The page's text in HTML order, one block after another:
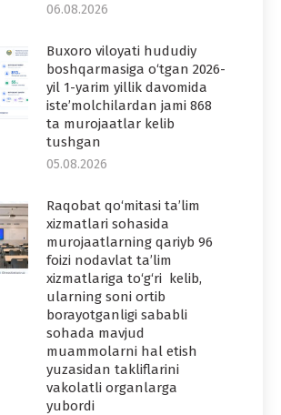
06.08.2026
Buxoro viloyati hududiy
boshqarmasiga o‘tgan 2026-
yil 1-yarim yillik davomida
iste’molchilardan jami 868
ta murojaatlar kelib
tushgan
05.08.2026
Raqobat qo‘mitasi ta’lim
xizmatlari sohasida
murojaatlarning qariyb 96
foizi nodavlat ta’lim
xizmatlariga to‘g‘ri kelib,
ularning soni ortib
borayotganligi sababli
sohada mavjud
muammolarni hal etish
yuzasidan takliflarini
vakolatli organlarga
yubordi